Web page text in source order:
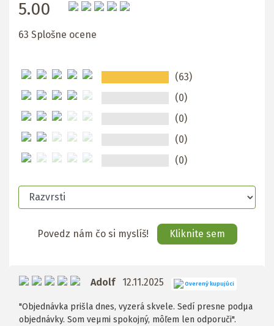
5.00
63 Splošne ocene
(63)
(0)
(0)
(0)
(0)
Povedz nám čo si myslíš! Kliknite sem
Adolf 12.11.2025 Overený kupujúci
"Objednávka prišla dnes, vyzerá skvele. Sedí presne podµa
objednávky. Som veµmi spokojný, môľem len odporuči".